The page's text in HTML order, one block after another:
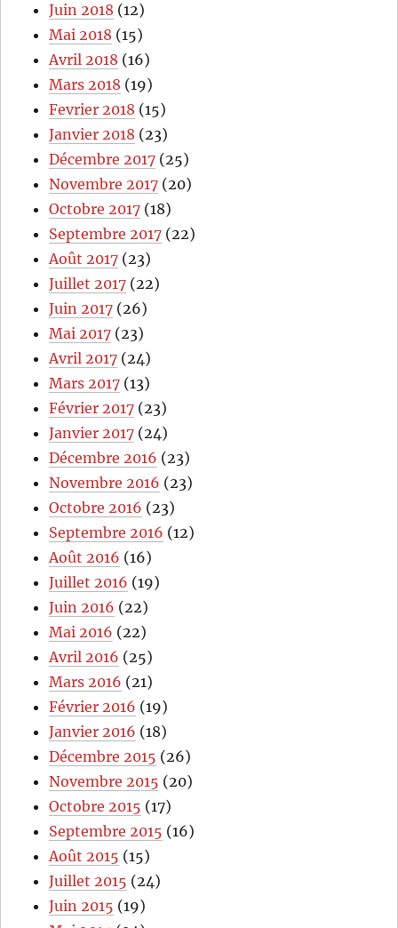
Juin 2018 (12)
Mai 2018 (15)
Avril 2018 (16)
Mars 2018 (19)
Fevrier 2018 (15)
Janvier 2018 (23)
Décembre 2017 (25)
Novembre 2017 (20)
Octobre 2017 (18)
Septembre 2017 (22)
Août 2017 (23)
Juillet 2017 (22)
Juin 2017 (26)
Mai 2017 (23)
Avril 2017 (24)
Mars 2017 (13)
Février 2017 (23)
Janvier 2017 (24)
Décembre 2016 (23)
Novembre 2016 (23)
Octobre 2016 (23)
Septembre 2016 (12)
Août 2016 (16)
Juillet 2016 (19)
Juin 2016 (22)
Mai 2016 (22)
Avril 2016 (25)
Mars 2016 (21)
Février 2016 (19)
Janvier 2016 (18)
Décembre 2015 (26)
Novembre 2015 (20)
Octobre 2015 (17)
Septembre 2015 (16)
Août 2015 (15)
Juillet 2015 (24)
Juin 2015 (19)